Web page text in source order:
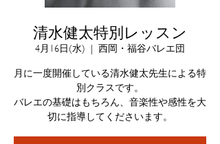
清水健太特別レッスン
4月16日(水) 西岡・福谷バレエ団
月に一度開催している清水健太先生による特
別クラスです。
バレエの基礎はもちろん、音楽性や感性を大